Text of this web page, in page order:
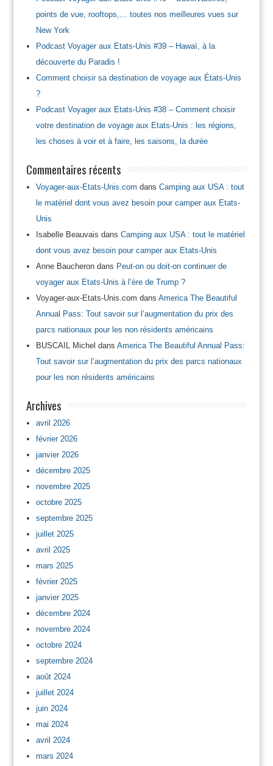
points de vue, rooftops,… toutes nos meilleures vues sur
New York
Podcast Voyager aux Etats-Unis #39 – Hawaï, à la
découverte du Paradis !
Comment choisir sa destination de voyage aux États-Unis
?
Podcast Voyager aux Etats-Unis #38 – Comment choisir
votre destination de voyage aux Etats-Unis : les régions,
les choses à voir et à faire, les saisons, la durée
Commentaires récents
Voyager-aux-Etats-Unis.com dans Camping aux USA : tout
le matériel dont vous avez besoin pour camper aux Etats-
Unis
Isabelle Beauvais dans Camping aux USA : tout le matériel
dont vous avez besoin pour camper aux Etats-Unis
Anne Baucherondans Peut-on ou doit-on continuer de
voyager aux Etats-Unis à l’ère de Trump ?
Voyager-aux-Etats-Unis.com dans America The Beautiful
Annual Pass: Tout savoir sur l’augmentation du prix des
parcs nationaux pour les non résidents américains
BUSCAIL Michel dans America The Beautiful Annual Pass:
Tout savoir sur l’augmentation du prix des parcs nationaux
pour les non résidents américains
Archives
avril 2026
février 2026
janvier 2026
décembre 2025
novembre 2025
octobre 2025
septembre 2025
juillet 2025
avril 2025
mars 2025
février 2025
janvier 2025
décembre 2024
novembre 2024
octobre 2024
septembre 2024
août 2024
juillet 2024
juin 2024
mai 2024
avril 2024
mars 2024